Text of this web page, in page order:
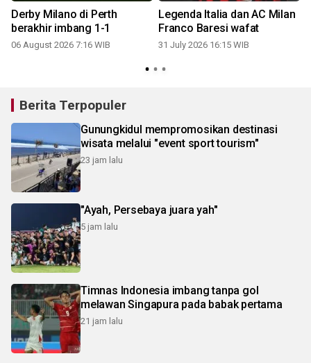
Derby Milano di Perth
berakhir imbang 1-1
06 August 2026 7:16 WIB
Legenda Italia dan AC Milan
Franco Baresi wafat
31 July 2026 16:15 WIB
Berita Terpopuler
Gunungkidul mempromosikan destinasi
wisata melalui "event sport tourism"
23 jam lalu
"Ayah, Persebaya juara yah"
5 jam lalu
Timnas Indonesia imbang tanpa gol
melawan Singapura pada babak pertama
21 jam lalu